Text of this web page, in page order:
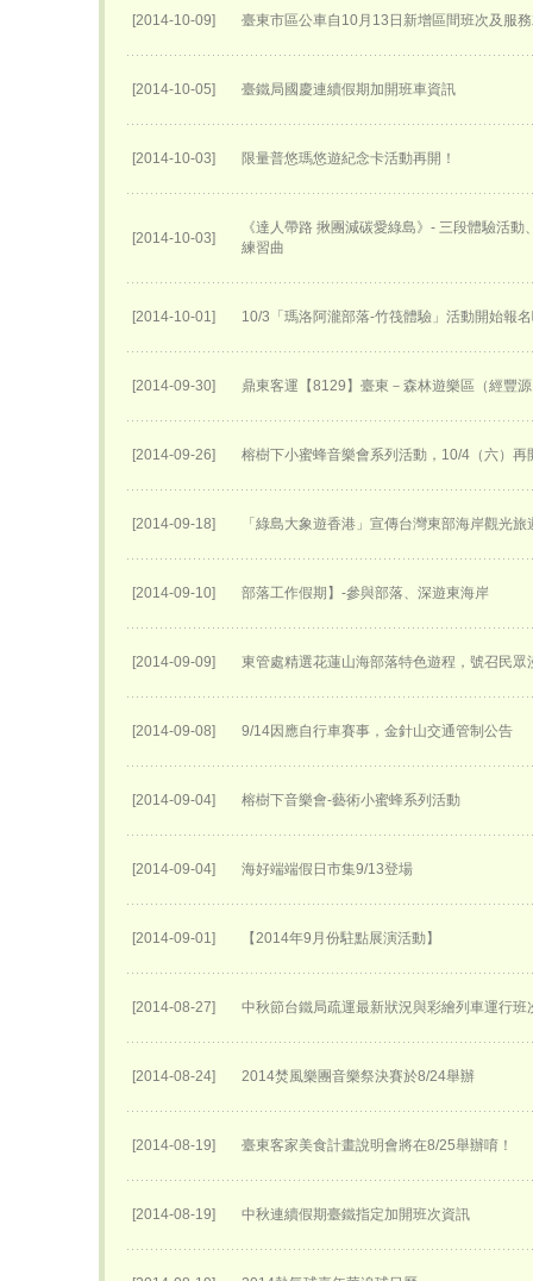
[2014-10-09] 臺東市區公車自10月13日新增區間班次及服
[2014-10-05] 臺鐵局國慶連續假期加開班車資訊
[2014-10-03] 限量普悠瑪悠遊紀念卡活動再開！
[2014-10-03]
《達人帶路 揪團減碳愛綠島》- 三段體驗活
練習曲
[2014-10-01] 10/3「瑪洛阿瀧部落-竹筏體驗」活動開始報
[2014-09-30] 鼎東客運【8129】臺東－森林遊樂區（經豐
[2014-09-26] 榕樹下小蜜蜂音樂會系列活動，10/4（六）再
[2014-09-18] 「綠島大象遊香港」宣傳台灣東部海岸觀光
[2014-09-10] 部落工作假期】-參與部落、深遊東海岸
[2014-09-09] 東管處精選花蓮山海部落特色遊程，號召民
[2014-09-08] 9/14因應自行車賽事，金針山交通管制公告
[2014-09-04] 榕樹下音樂會-藝術小蜜蜂系列活動
[2014-09-04] 海好端端假日市集9/13登場
[2014-09-01] 【2014年9月份駐點展演活動】
[2014-08-27] 中秋節台鐵局疏運最新狀況與彩繪列車運行班
[2014-08-24] 2014焚風樂團音樂祭決賽於8/24舉辦
[2014-08-19] 臺東客家美食計畫說明會將在8/25舉辦唷！
[2014-08-19] 中秋連續假期臺鐵指定加開班次資訊